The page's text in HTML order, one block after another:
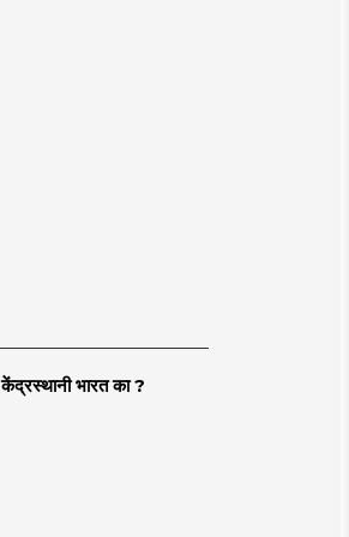
केंद्रस्थानी भारत का ?